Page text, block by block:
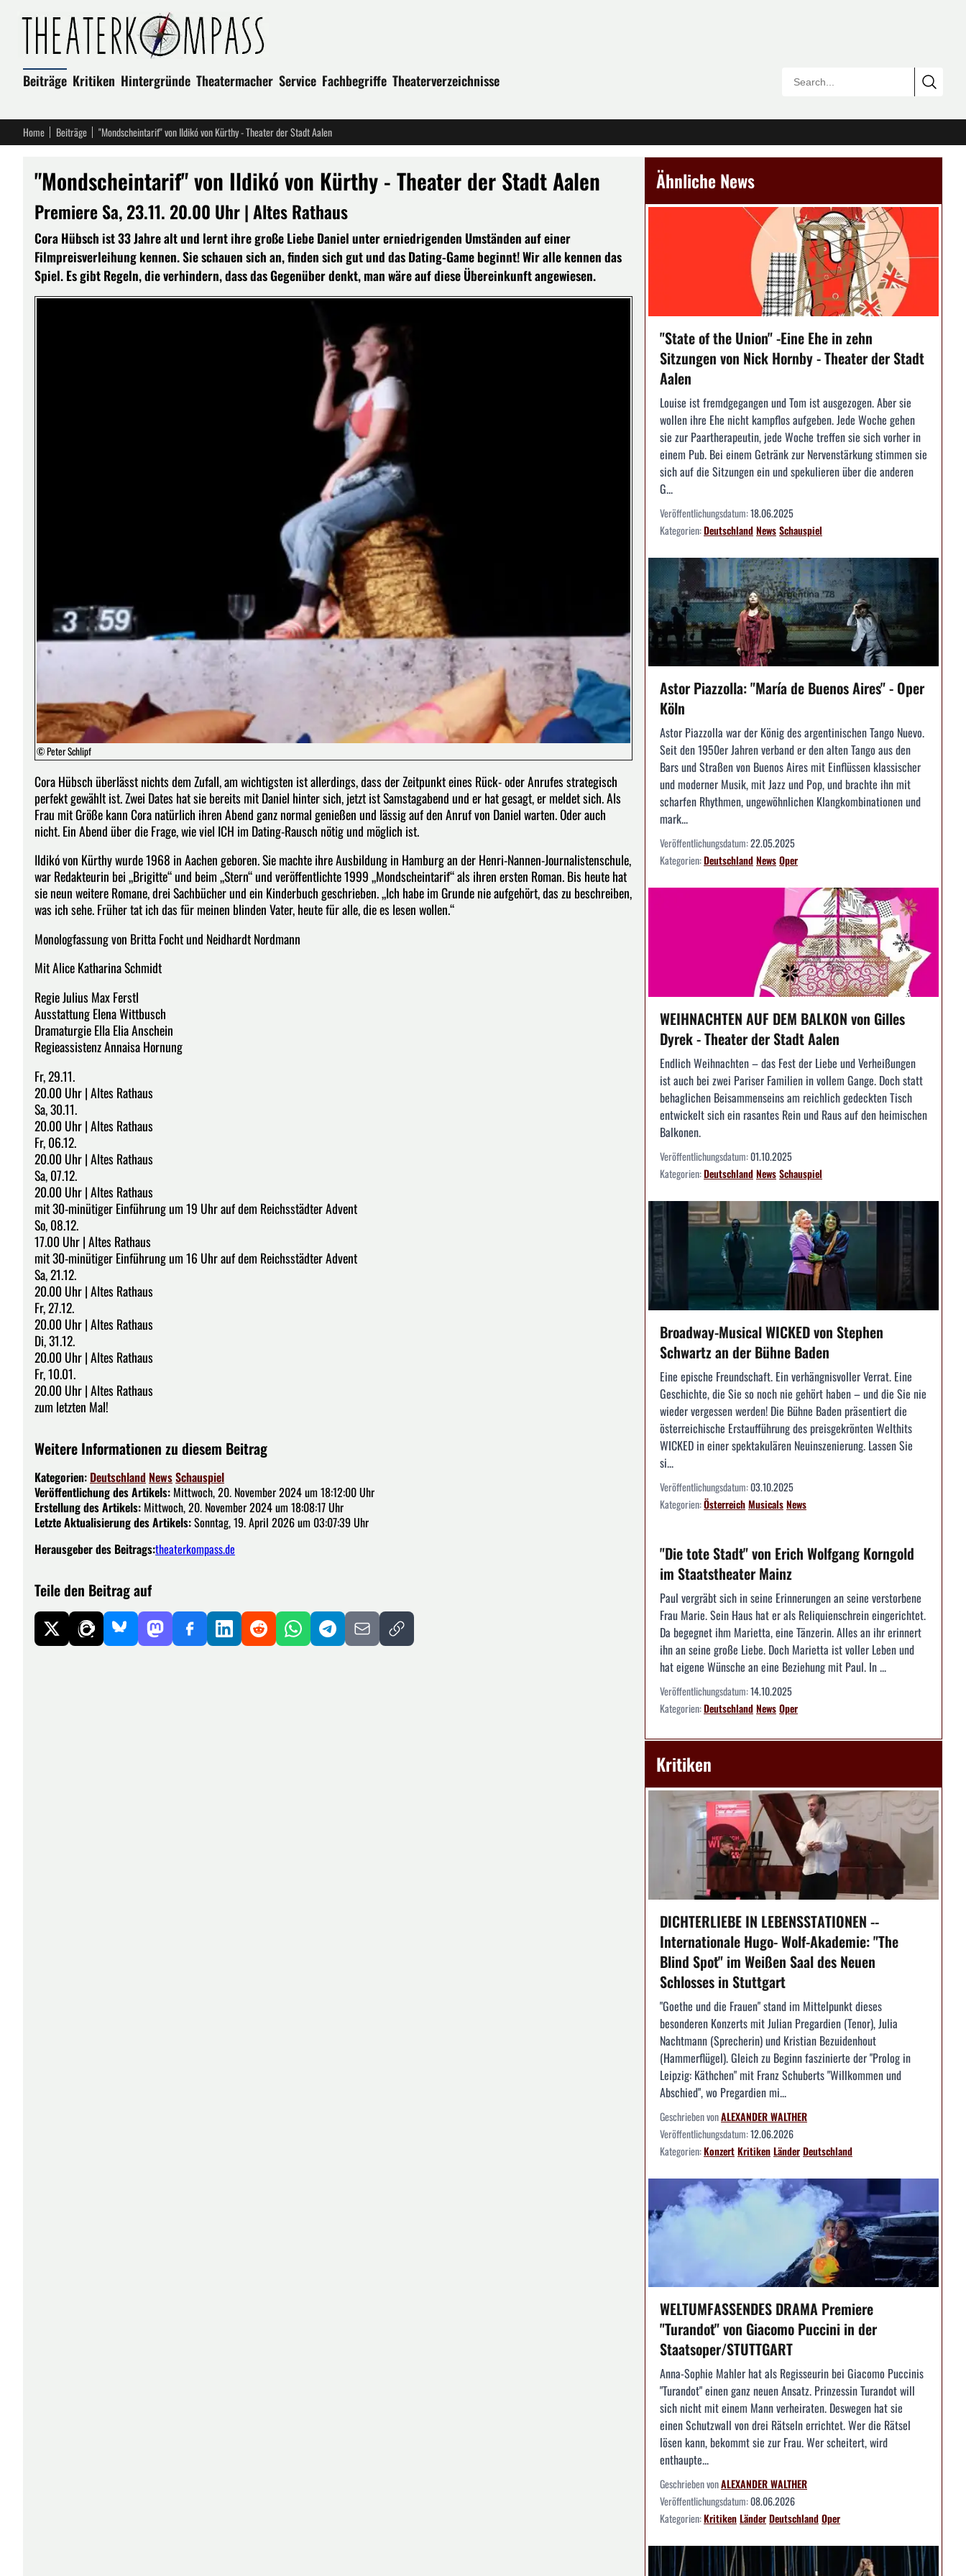
Beiträge Kritiken Hintergründe Theatermacher Service Fachbegriffe Theaterverzeichnisse
Home Beiträge "Mondscheintarif" von Ildikó von Kürthy - Theater der Stadt Aalen
"Mondscheintarif" von Ildikó von Kürthy - Theater der Stadt Aalen
Premiere Sa, 23.11. 20.00 Uhr | Altes Rathaus
Cora Hübsch ist 33 Jahre alt und lernt ihre große Liebe Daniel unter erniedrigenden Umständen auf einer
Filmpreisverleihung kennen. Sie schauen sich an, finden sich gut und das Dating-Game beginnt! Wir alle kennen das
Spiel. Es gibt Regeln, die verhindern, dass das Gegenüber denkt, man wäre auf diese Übereinkunft angewiesen.
© Peter Schlipf
Cora Hübsch überlässt nichts dem Zufall, am wichtigsten ist allerdings, dass der Zeitpunkt eines Rück- oder Anrufes strategisch
perfekt gewählt ist. Zwei Dates hat sie bereits mit Daniel hinter sich, jetzt ist Samstagabend und er hat gesagt, er meldet sich. Als
Frau mit Größe kann Cora natürlich ihren Abend ganz normal genießen und lässig auf den Anruf von Daniel warten. Oder auch
nicht. Ein Abend über die Frage, wie viel ICH im Dating-Rausch nötig und möglich ist.
Ildikó von Kürthy wurde 1968 in Aachen geboren. Sie machte ihre Ausbildung in Hamburg an der Henri-Nannen-Journalistenschule,
war Redakteurin bei „Brigitte“ und beim „Stern“ und veröffentlichte 1999 „Mondscheintarif“ als ihren ersten Roman. Bis heute hat
sie neun weitere Romane, drei Sachbücher und ein Kinderbuch geschrieben. „Ich habe im Grunde nie aufgehört, das zu beschreiben,
was ich sehe. Früher tat ich das für meinen blinden Vater, heute für alle, die es lesen wollen.“
Monologfassung von Britta Focht und Neidhardt Nordmann
Mit Alice Katharina Schmidt
Regie Julius Max Ferstl
Ausstattung Elena Wittbusch
Dramaturgie Ella Elia Anschein
Regieassistenz Annaisa Hornung
Fr, 29.11.
20.00 Uhr | Altes Rathaus
Sa, 30.11.
20.00 Uhr | Altes Rathaus
Fr, 06.12.
20.00 Uhr | Altes Rathaus
Sa, 07.12.
20.00 Uhr | Altes Rathaus
mit 30-minütiger Einführung um 19 Uhr auf dem Reichsstädter Advent
So, 08.12.
17.00 Uhr | Altes Rathaus
mit 30-minütiger Einführung um 16 Uhr auf dem Reichsstädter Advent
Sa, 21.12.
20.00 Uhr | Altes Rathaus
Fr, 27.12.
20.00 Uhr | Altes Rathaus
Di, 31.12.
20.00 Uhr | Altes Rathaus
Fr, 10.01.
20.00 Uhr | Altes Rathaus
zum letzten Mal!
Weitere Informationen zu diesem Beitrag
Kategorien: Deutschland NewsSchauspiel
Veröffentlichung des Artikels: Mittwoch, 20. November 2024 um 18:12:00 Uhr
Erstellung des Artikels: Mittwoch, 20. November 2024 um 18:08:17 Uhr
Letzte Aktualisierung des Artikels:Sonntag, 19. April 2026 um 03:07:39 Uhr
Herausgeber des Beitrags:theaterkompass.de
Teile den Beitrag auf
Ähnliche News
"State of the Union" -Eine Ehe in zehn
Sitzungen von Nick Hornby - Theater der Stadt
Aalen
Louise ist fremdgegangen und Tom ist ausgezogen. Aber sie
wollen ihre Ehe nicht kampflos aufgeben. Jede Woche gehen
sie zur Paartherapeutin, jede Woche treffen sie sich vorher in
einem Pub. Bei einem Getränk zur Nervenstärkung stimmen sie
sich auf die Sitzungen ein und spekulieren über die anderen
G...
Veröffentlichungsdatum:18.06.2025
Kategorien:DeutschlandNewsSchauspiel
Astor Piazzolla: "María de Buenos Aires" - Oper
Köln
Astor Piazzolla war der König des argentinischen Tango Nuevo.
Seit den 1950er Jahren verband er den alten Tango aus den
Bars und Straßen von Buenos Aires mit Einflüssen klassischer
und moderner Musik, mit Jazz und Pop, und brachte ihn mit
scharfen Rhythmen, ungewöhnlichen Klangkombinationen und
mark...
Veröffentlichungsdatum:22.05.2025
Kategorien:DeutschlandNewsOper
WEIHNACHTEN AUF DEM BALKON von Gilles
Dyrek - Theater der Stadt Aalen
Endlich Weihnachten – das Fest der Liebe und Verheißungen
ist auch bei zwei Pariser Familien in vollem Gange. Doch statt
behaglichen Beisammenseins am reichlich gedeckten Tisch
entwickelt sich ein rasantes Rein und Raus auf den heimischen
Balkonen.
Veröffentlichungsdatum:01.10.2025
Kategorien:DeutschlandNewsSchauspiel
Broadway-Musical WICKED von Stephen
Schwartz an der Bühne Baden
Eine epische Freundschaft. Ein verhängnisvoller Verrat. Eine
Geschichte, die Sie so noch nie gehört haben – und die Sie nie
wieder vergessen werden! Die Bühne Baden präsentiert die
österreichische Erstaufführung des preisgekrönten Welthits
WICKED in einer spektakulären Neuinszenierung. Lassen Sie
si...
Veröffentlichungsdatum:03.10.2025
Kategorien:ÖsterreichMusicalsNews
"Die tote Stadt" von Erich Wolfgang Korngold
im Staatstheater Mainz
Paul vergräbt sich in seine Erinnerungen an seine verstorbene
Frau Marie. Sein Haus hat er als Reliquienschrein eingerichtet.
Da begegnet ihm Marietta, eine Tänzerin. Alles an ihr erinnert
ihn an seine große Liebe. Doch Marietta ist voller Leben und
hat eigene Wünsche an eine Beziehung mit Paul. In ...
Veröffentlichungsdatum:14.10.2025
Kategorien:DeutschlandNewsOper
Kritiken
DICHTERLIEBE IN LEBENSSTATIONEN --
Internationale Hugo- Wolf-Akademie: "The
Blind Spot" im Weißen Saal des Neuen
Schlosses in Stuttgart
"Goethe und die Frauen" stand im Mittelpunkt dieses
besonderen Konzerts mit Julian Pregardien (Tenor), Julia
Nachtmann (Sprecherin) und Kristian Bezuidenhout
(Hammerflügel). Gleich zu Beginn faszinierte der "Prolog in
Leipzig: Käthchen" mit Franz Schuberts "Willkommen und
Abschied", wo Pregardien mi...
Geschrieben vonALEXANDER WALTHER
Veröffentlichungsdatum:12.06.2026
Kategorien:KonzertKritikenLänderDeutschland
WELTUMFASSENDES DRAMA Premiere
"Turandot" von Giacomo Puccini in der
Staatsoper/STUTTGART
Anna-Sophie Mahler hat als Regisseurin bei Giacomo Puccinis
"Turandot" einen ganz neuen Ansatz. Prinzessin Turandot will
sich nicht mit einem Mann verheiraten. Deswegen hat sie
einen Schutzwall von drei Rätseln errichtet. Wer die Rätsel
lösen kann, bekommt sie zur Frau. Wer scheitert, wird
enthaupte...
Geschrieben vonALEXANDER WALTHER
Veröffentlichungsdatum:08.06.2026
Kategorien:KritikenLänderDeutschlandOper